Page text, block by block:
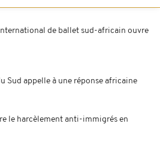
de ballet sud-africain ouvre
Sud appelle à une réponse africaine
le harcèlement anti-immigrés en